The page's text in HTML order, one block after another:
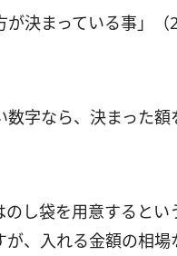
が決まっている事」
字なら、決まった額
し袋を用意するとい
、入れる金額の相